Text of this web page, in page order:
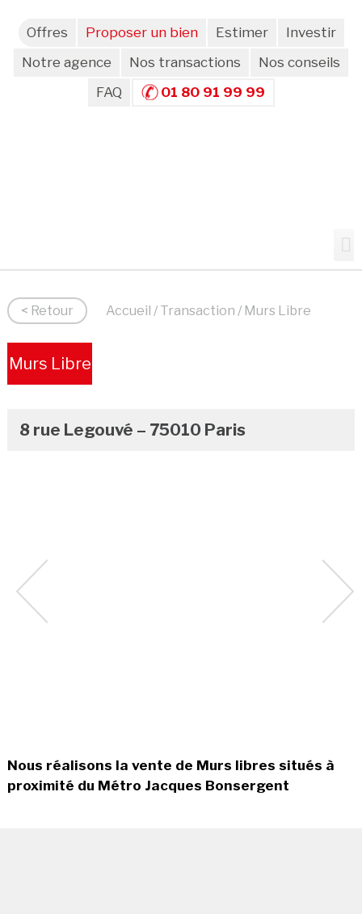
Offres Proposer un bien Estimer
Investir
Notre agence
Nos transactions
Nos conseils
FAQ
01 80 91 99 99
< Retour Accueil / Transaction / Murs Libre
Murs Libre
8 rue Legouvé – 75010 Paris
Nous réalisons la vente de Murs libres situés à
proximité du Métro Jacques Bonsergent